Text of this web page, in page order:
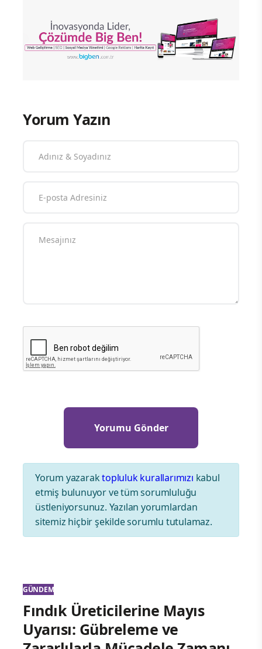
Yorum Yazın
Yorum yazaraktopluluk kurallarımızı kabul
etmiş bulunuyor ve tüm sorumluluğu
üstleniyorsunuz. Yazılan yorumlardan
sitemiz hiçbir şekilde sorumlu tutulamaz.
GÜNDEM
Fındık Üreticilerine Mayıs
Uyarısı: Gübreleme ve